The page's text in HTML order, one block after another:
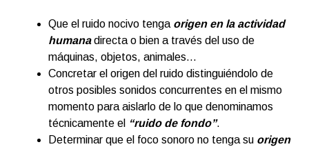
Que el ruido nocivo tenga origen en la actividad
humanadirecta o bien a través del uso de
máquinas, objetos, animales…
Concretar el origen del ruido distinguiéndolo de
otros posibles sonidos concurrentes en el mismo
momento para aislarlo de lo que denominamos
técnicamente el “ruido de fondo”.
Determinar que el foco sonoro no tenga su origen